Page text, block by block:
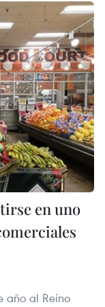
en uno
año al Reino